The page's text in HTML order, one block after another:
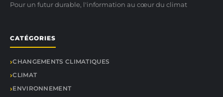
Pour un futur durable, l'information au cœur du climat
CATÉGORIES
CHANGEMENTS CLIMATIQUES
CLIMAT
ENVIRONNEMENT